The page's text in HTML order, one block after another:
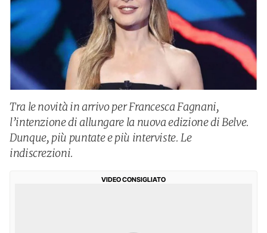
Tra le novità in arrivo per Francesca Fagnani,
l’intenzione di allungare la nuova edizione di Belve.
Dunque, più puntate e più interviste. Le
indiscrezioni.
VIDEO CONSIGLIATO